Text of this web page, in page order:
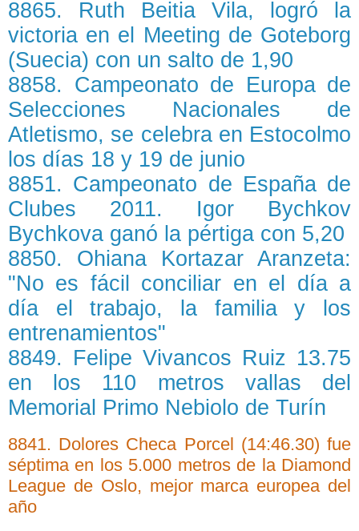
8865. Ruth Beitia Vila, logró la
victoria en el Meeting de Goteborg
(Suecia) con un salto de 1,90
8858. Campeonato de Europa de
Selecciones Nacionales de
Atletismo, se celebra en Estocolmo
los días 18 y 19 de junio
8851. Campeonato de España de
Clubes 2011. Igor Bychkov
Bychkova ganó la pértiga con 5,20
8850. Ohiana Kortazar Aranzeta:
"No es fácil conciliar en el día a
día el trabajo, la familia y los
entrenamientos"
8849. Felipe Vivancos Ruiz 13.75
en los 110 metros vallas del
Memorial Primo Nebiolo de Turín
8841. Dolores Checa Porcel (14:46.30) fue
séptima en los 5.000 metros de la Diamond
League de Oslo, mejor marca europea del
año